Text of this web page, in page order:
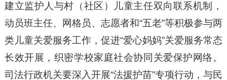
建立监护人与村（社区）儿童主任双向联系机制，
动员班主任、网格员、志愿者和“五老”等积极参与两
类儿童关爱服务工作，促进“爱心妈妈”关爱服务常态
长效开展，织密学校家庭社会协同关爱保护网络。
司法行政机关要深入开展“法援护苗”专项行动，与民